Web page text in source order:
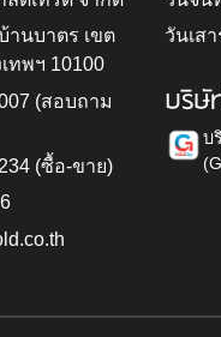
านบาตร เขต
ทพฯ 10100
(สอบถาม
(ซื้อ-ขาย)
วันเสา
บริษั
บ